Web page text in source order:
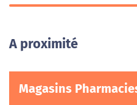
A proximité
Magasins